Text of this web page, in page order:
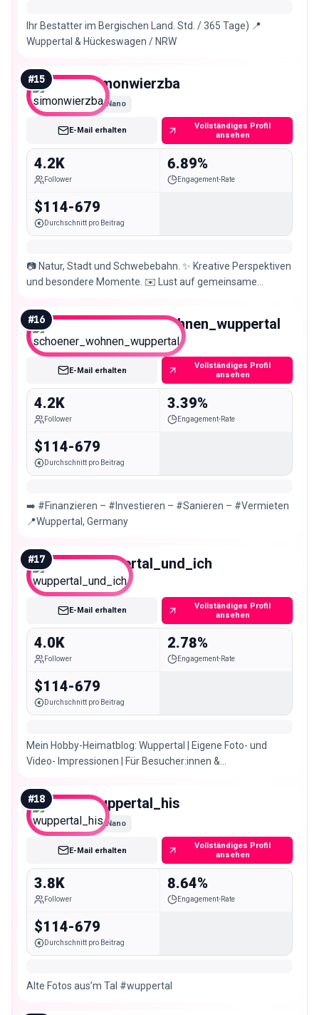
Ihr Bestatter im Bergischen Land. Std. / 365 Tage) 📍
Wuppertal & Hückeswagen / NRW
#15 simonwierzba
Nano
E-Mail erhalten
Vollständiges Profil
ansehen
4.2K
Follower
6.89%
Engagement-Rate
$114-679
Durchschnitt pro Beitrag
📷 Natur, Stadt und Schwebebahn. ✨ Kreative Perspektiven
und besondere Momente. ✉️ Lust auf gemeinsame
#16 schoener_wohnen_wuppertal
Nano
E-Mail erhalten
Vollständiges Profil
ansehen
4.2K
Follower
3.39%
Engagement-Rate
$114-679
Durchschnitt pro Beitrag
➡️ #Finanzieren – #Investieren – #Sanieren – #Vermieten
📍Wuppertal, Germany ⠀
#17 wuppertal_und_ich
Nano
E-Mail erhalten
Vollständiges Profil
ansehen
4.0K
Follower
2.78%
Engagement-Rate
$114-679
Durchschnitt pro Beitrag
Mein Hobby-Heimatblog: Wuppertal | Eigene Foto- und
Video- Impressionen | Für Besucher:innen &
#18 wuppertal_his
Nano
E-Mail erhalten
Vollständiges Profil
ansehen
3.8K
Follower
8.64%
Engagement-Rate
$114-679
Durchschnitt pro Beitrag
Alte Fotos aus’m Tal #wuppertal